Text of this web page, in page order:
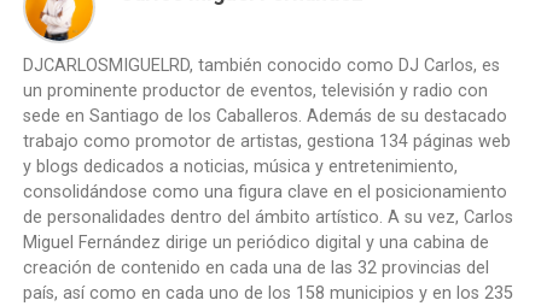
DJCARLOSMIGUELRD, también conocido como DJ Carlos, es
un prominente productor de eventos, televisión y radio con
sede en Santiago de los Caballeros. Además de su destacado
trabajo como promotor de artistas, gestiona 134 páginas web
y blogs dedicados a noticias, música y entretenimiento,
consolidándose como una figura clave en el posicionamiento
de personalidades dentro del ámbito artístico. A su vez, Carlos
Miguel Fernández dirige un periódico digital y una cabina de
creación de contenido en cada una de las 32 provincias del
país, así como en cada uno de los 158 municipios y en los 235